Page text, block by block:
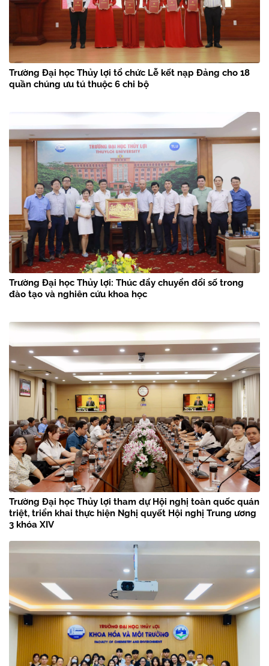
Trường Đại học Thủy lợi tổ chức Lễ kết nạp Đảng cho 18
quần chúng ưu tú thuộc 6 chi bộ
Trường Đại học Thủy lợi: Thúc đẩy chuyển đổi số trong
đào tạo và nghiên cứu khoa học
Trường Đại học Thủy lợi tham dự Hội nghị toàn quốc quán
triệt, triển khai thực hiện Nghị quyết Hội nghị Trung ương
3 khóa XIV